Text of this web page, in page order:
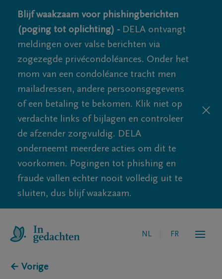
Blijf waakzaam voor phishingberichten
(poging tot oplichting) - DELA ontvangt
meldingen over valse berichten via
zogezegde privécondoléances. Onder het
mom van een condoléance tracht men
mailadressen, andere persoonsgegevens
of een betaling te bekomen. Klik niet op
verdachte links of bijlagen en controleer
de afzender zorgvuldig. DELA
onderneemt meerdere acties om dit te
voorkomen. Pogingen tot phishing en
fraude vallen echter nooit volledig uit te
sluiten, dus blijf waakzaam.
NL FR
← Vorige